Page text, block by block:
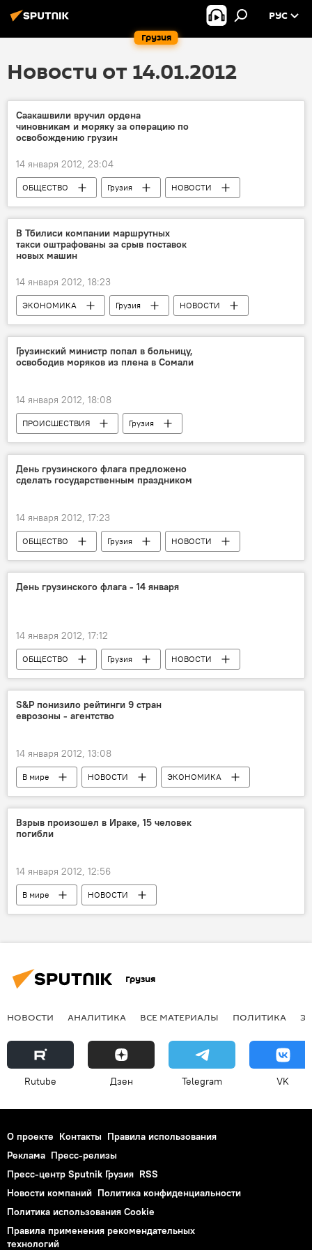
Грузия
РУС
Новости от 14.01.2012
Саакашвили вручил ордена
чиновникам и моряку за операцию по
освобождению грузин
14 января 2012, 23:04
ОБЩЕСТВО Грузия НОВОСТИ
В Тбилиси компании маршрутных
такси оштрафованы за срыв поставок
новых машин
14 января 2012, 18:23
ЭКОНОМИКА Грузия НОВОСТИ
Грузинский министр попал в больницу,
освободив моряков из плена в Сомали
14 января 2012, 18:08
ПРОИСШЕСТВИЯ
Грузия
НОВОСТИ
День грузинского флага предложено
сделать государственным праздником
14 января 2012, 17:23
ОБЩЕСТВО Грузия НОВОСТИ
День грузинского флага - 14 января
14 января 2012, 17:12
ОБЩЕСТВО Грузия НОВОСТИ
S&P понизило рейтинги 9 стран
еврозоны - агентство
14 января 2012, 13:08
В мире НОВОСТИ ЭКОНОМИКА
Взрыв произошел в Ираке, 15 человек
погибли
14 января 2012, 12:56
В мире НОВОСТИ
Грузия
НОВОСТИ АНАЛИТИКА ВСЕ МАТЕРИАЛЫ ПОЛИТИКА
Rutube Дзен Telegram VK
О проекте Контакты Правила использования
Реклама Пресс-релизы
Пресс-центр Sputnik Грузия RSS
Новости компаний Политика конфиденциальности
Политика использования Cookie
Правила применения рекомендательных
технологий